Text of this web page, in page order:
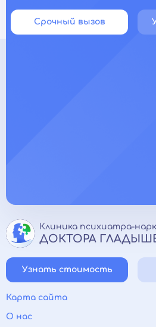
Срочный вызов
Клиника психиатра-
ДОКТОРА
Узнать стоимость
Карта сайта
О нас